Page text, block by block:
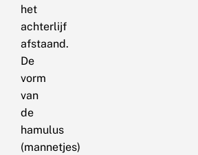
het
achterlijf
afstaand.
De
vorm
van
de
hamulus
(mannetjes)